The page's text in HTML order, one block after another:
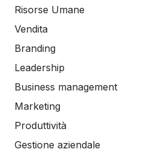
Risorse Umane
Vendita
Branding
Leadership
Business management
Marketing
Produttività
Gestione aziendale